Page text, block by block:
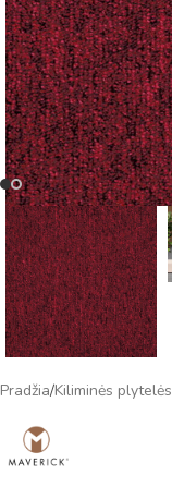
Pradžia/Kiliminės plytelės